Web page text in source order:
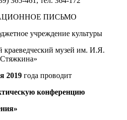
ПИСЬМО
учреждение культуры
краеведческий музей им. И.Я.
Стяжкина»
2019 года проводит
конференцию